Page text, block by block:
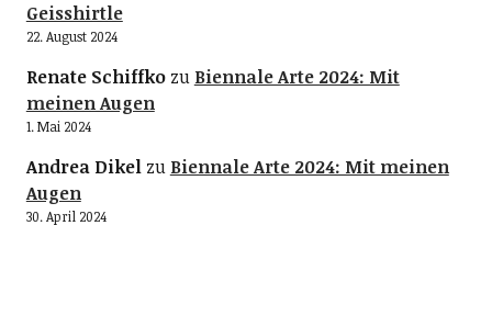
Geisshirtle
22. August 2024
Renate Schiffkozu Biennale Arte 2024: Mit
meinen Augen
1. Mai 2024
Andrea Dikelzu Biennale Arte 2024: Mit meinen
Augen
30. April 2024